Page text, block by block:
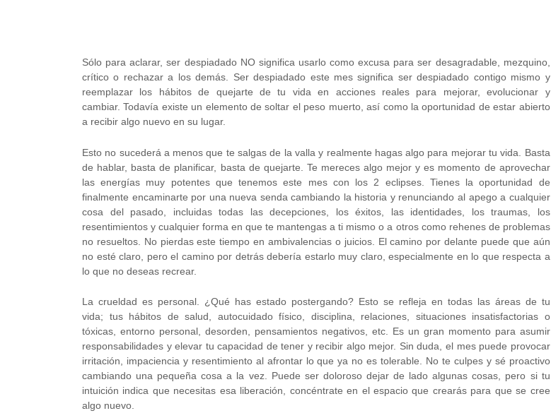
Sólo para aclarar, ser despiadado NO significa usarlo como excusa para ser desagradable, mezquino,
crítico o rechazar a los demás. Ser despiadado este mes significa ser despiadado contigo mismo y
reemplazar los hábitos de quejarte de tu vida en acciones reales para mejorar, evolucionar y
cambiar. Todavía existe un elemento de soltar el peso muerto, así como la oportunidad de estar abierto
a recibir algo nuevo en su lugar.
Esto no sucederá a menos que te salgas de la valla y realmente hagas algo para mejorar tu vida. Basta
de hablar, basta de planificar, basta de quejarte. Te mereces algo mejor y es momento de aprovechar
las energías muy potentes que tenemos este mes con los 2 eclipses. Tienes la oportunidad de
finalmente encaminarte por una nueva senda cambiando la historia y renunciando al apego a cualquier
cosa del pasado, incluidas todas las decepciones, los éxitos, las identidades, los traumas, los
resentimientos y cualquier forma en que te mantengas a ti mismo o a otros como rehenes de problemas
no resueltos. No pierdas este tiempo en ambivalencias o juicios. El camino por delante puede que aún
no esté claro, pero el camino por detrás debería estarlo muy claro, especialmente en lo que respecta a
lo que no deseas recrear.
La crueldad es personal. ¿Qué has estado postergando? Esto se refleja en todas las áreas de tu
vida; tus hábitos de salud, autocuidado físico, disciplina, relaciones, situaciones insatisfactorias o
tóxicas, entorno personal, desorden, pensamientos negativos, etc. Es un gran momento para asumir
responsabilidades y elevar tu capacidad de tener y recibir algo mejor. Sin duda, el mes puede provocar
irritación, impaciencia y resentimiento al afrontar lo que ya no es tolerable. No te culpes y sé proactivo
cambiando una pequeña cosa a la vez. Puede ser doloroso dejar de lado algunas cosas, pero si tu
intuición indica que necesitas esa liberación, concéntrate en el espacio que crearás para que se cree
algo nuevo.